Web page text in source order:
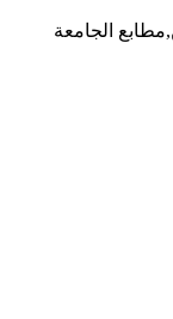
الجامعة